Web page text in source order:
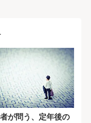
が問う、定年後の